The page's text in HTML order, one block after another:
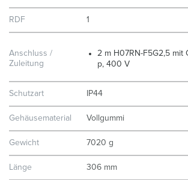
RDF 1
Anschluss /
Zuleitung
2 m H07RN-F5G2,5 mit
p, 400 V
Schutzart IP44
Gehäusematerial Vollgummi
Gewicht 7020 g
Länge 306 mm